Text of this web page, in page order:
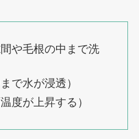
間や毛根の中まで洗
で水が浸透）
度が上昇する）